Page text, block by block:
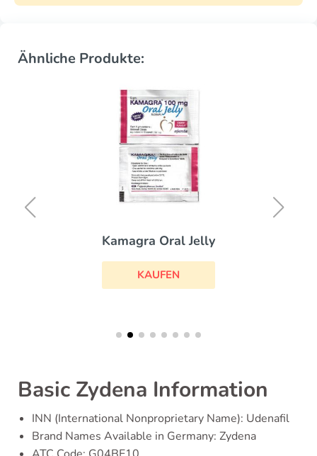
Ähnliche Produkte:
Kamagra Oral Jelly
KAUFEN
Basic Zydena Information
INN (International Nonproprietary Name): Udenafil
Brand Names Available in Germany: Zydena